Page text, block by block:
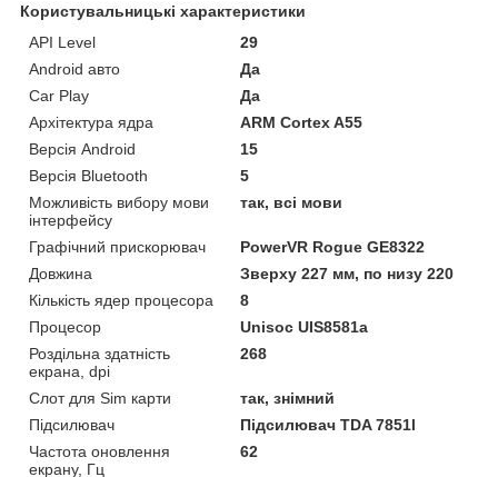
Користувальницькі характеристики
API Level
29
Android авто
Да
Car Play
Да
Архітектура ядра
ARM Cortex A55
Версія Android
15
Версія Bluetooth
5
Можливість вибору мови
інтерфейсу
так, всі мови
Графічний прискорювач
PowerVR Rogue GE8322
Довжина
Зверху 227 мм, по низу 220
Кількість ядер процесора
8
Процесор
Unisoc UIS8581a
Роздільна здатність
екрана, dpi
268
Слот для Sim карти
так, знімний
Підсилювач
Підсилювач TDA 7851l
Частота оновлення
екрану, Гц
62